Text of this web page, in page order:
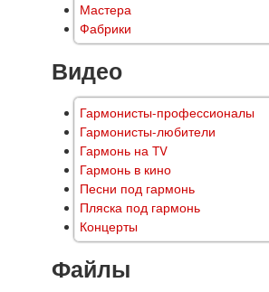
Мастера
Фабрики
Видео
Гармонисты-профессионалы
Гармонисты-любители
Гармонь на TV
Гармонь в кино
Песни под гармонь
Пляска под гармонь
Концерты
Файлы